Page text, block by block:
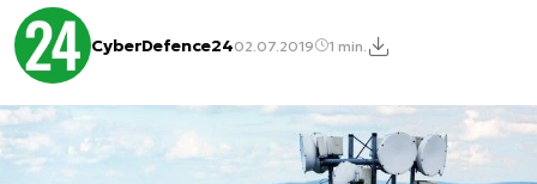
CyberDefence2402.07.2019 1 min.